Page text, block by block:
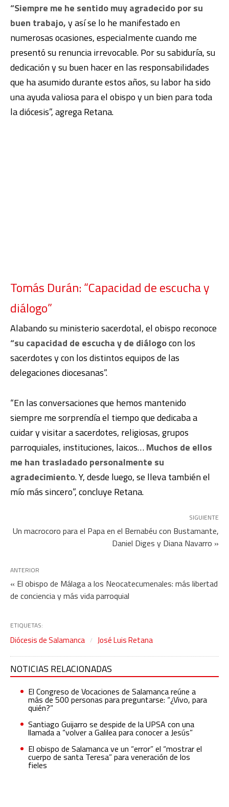
“Siempre me he sentido muy agradecido por su
buen trabajo,y así se lo he manifestado en
numerosas ocasiones, especialmente cuando me
presentó su renuncia irrevocable. Por su sabiduría, su
dedicación y su buen hacer en las responsabilidades
que ha asumido durante estos años, su labor ha sido
una ayuda valiosa para el obispo y un bien para toda
la diócesis”, agrega Retana.
Tomás Durán: “Capacidad de escucha y
diálogo”
Alabando su ministerio sacerdotal, el obispo reconoce
“su capacidad de escucha y de diálogocon los
sacerdotes y con los distintos equipos de las
delegaciones diocesanas”.
“En las conversaciones que hemos mantenido
siempre me sorprendía el tiempo que dedicaba a
cuidar y visitar a sacerdotes, religiosas, grupos
parroquiales, instituciones, laicos…Muchos de ellos
me han trasladado personalmente su
agradecimiento. Y, desde luego, se lleva también el
mío más sincero”, concluye Retana.
SIGUIENTE
Un macrocoro para el Papa en el Bernabéu con Bustamante,
Daniel Diges y Diana Navarro »
ANTERIOR
« El obispo de Málaga a los Neocatecumenales: más libertad
de conciencia y más vida parroquial
ETIQUETAS:
Diócesis de Salamanca José Luis Retana
NOTICIAS RELACIONADAS
El Congreso de Vocaciones de Salamanca reúne a
más de 500 personas para preguntarse: “¿Vivo, para
quién?”
Santiago Guijarro se despide de la UPSA con una
llamada a “volver a Galilea para conocer a Jesús”
El obispo de Salamanca ve un “error” el “mostrar el
cuerpo de santa Teresa” para veneración de los
fieles